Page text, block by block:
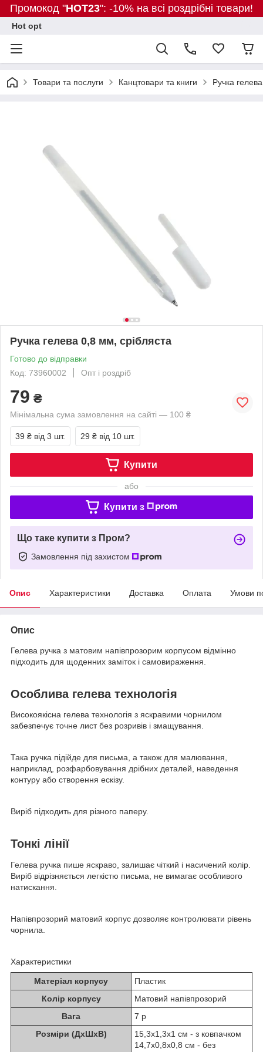
Промокод "HOT23": -10% на всі роздрібні товари!
Hot opt
Товари та послуги Канцтовари та книги Ручка
Ручка гелева 0,8 мм, срібляста
Готово до відправки
Код: 73960002
Опт і роздріб
79 ₴
Мінімальна сума замовлення на сайті — 100 ₴
39 ₴ від 3 шт. 29 ₴ від 10 шт.
Купити
або
Купити з
Що таке купити з Пром?
Замовлення під захистом
Опис Характеристики Доставка Оплата Умови
Опис
Гелева ручка з матовим напівпрозорим корпусом відмінно
підходить для щоденних заміток і самовираження.
Особлива гелева технологія
Високоякісна гелева технологія з яскравими чорнилом
забезпечує точне лист без розривів і змащування.
Така ручка підійде для письма, а також для малювання,
наприклад, розфарбовування дрібних деталей, наведення
контуру або створення ескізу.
Виріб підходить для різного паперу.
Тонкі лінії
Гелева ручка пише яскраво, залишає чіткий і насичений колір.
Виріб відрізняється легкістю письма, не вимагає особливого
натискання.
Напівпрозорий матовий корпус дозволяє контролювати рівень
чорнила.
Характеристики
Матеріал корпусу
Пластик
Колір корпусу
Матовий напівпрозорий
Вага
7 р
Розміри (ДхШхВ)
15,3х1,3х1 см - з ковпачком
14,7х0,8х0,8 см - без